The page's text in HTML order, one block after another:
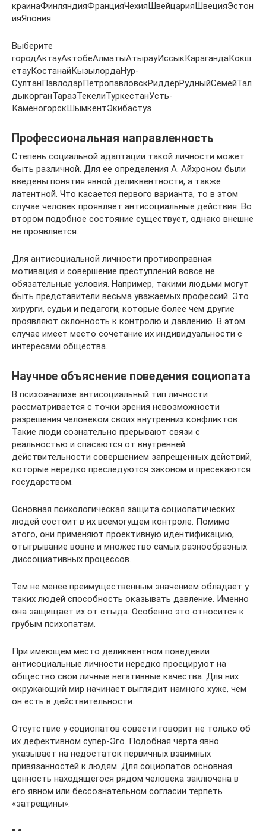
краинаФинляндияФранцияЧехияШвейцарияШвецияЭстон
ияЯпония
Выберите
городАктауАктобеАлматыАтырауИссыкКарагандаКокш
етауКостанайКызылордаНур-
СултанПавлодарПетропавловскРиддерРудныйСемейТал
дыкорганТаразТекелиТуркестанУсть-
КаменогорскШымкентЭкибастуз
Профессиональная направленность
Степень социальной адаптации такой личности может
быть различной. Для ее определения А. Айхроном были
введены понятия явной деликвентности, а также
латентной. Что касается первого варианта, то в этом
случае человек проявляет антисоциальные действия. Во
втором подобное состояние существует, однако внешне
не проявляется.
Для антисоциальной личности противоправная
мотивация и совершение преступлений вовсе не
обязательные условия. Например, такими людьми могут
быть представители весьма уважаемых профессий. Это
хирурги, судьи и педагоги, которые более чем другие
проявляют склонность к контролю и давлению. В этом
случае имеет место сочетание их индивидуальности с
интересами общества.
Научное объяснение поведения социопата
В психоанализе антисоциальный тип личности
рассматривается с точки зрения невозможности
разрешения человеком своих внутренних конфликтов.
Такие люди сознательно прерывают связи с
реальностью и спасаются от внутренней
действительности совершением запрещенных действий,
которые нередко преследуются законом и пресекаются
государством.
Основная психологическая защита социопатических
людей состоит в их всемогущем контроле. Помимо
этого, они применяют проективную идентификацию,
отыгрывание вовне и множество самых разнообразных
диссоциативных процессов.
Тем не менее преимущественным значением обладает у
таких людей способность оказывать давление. Именно
она защищает их от стыда. Особенно это относится к
грубым психопатам.
При имеющем место деликвентном поведении
антисоциальные личности нередко проецируют на
общество свои личные негативные качества. Для них
окружающий мир начинает выглядит намного хуже, чем
он есть в действительности.
Отсутствие у социопатов совести говорит не только об
их дефективном супер-Эго. Подобная черта явно
указывает на недостаток первичных взаимных
привязанностей к людям. Для социопатов основная
ценность находящегося рядом человека заключена в
его явном или бессознательном согласии терпеть
«затрещины».